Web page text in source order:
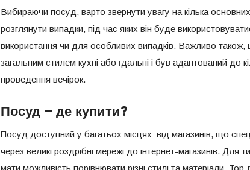
Вибираючи посуд, варто звернути увагу на кілька
розглянути випадки, під час яких він буде
використання чи для особливих випадків. Важливо також,
загальним стилем кухні або їдальні і був адаптований до
проведення вечірок.
Посуд – де купити?
Посуд доступний у багатьох місцях: від магазинів, що
через великі роздрібні мережі до інтернет-магазинів. Для